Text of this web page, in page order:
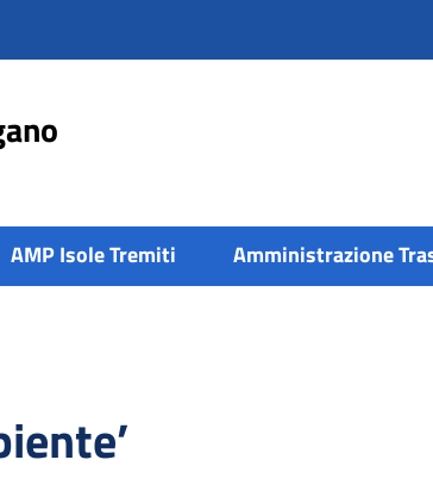
AMP Isole Tremiti Amministrazione